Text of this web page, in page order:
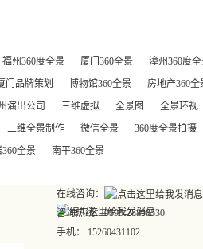
福州360度全景 厦门360全景
漳州360度
门品牌策划 博物馆360全景
房地产360全
演出公司 三维虚拟 全景图
全景环视
三维全景制作 微信全景
360度全景拍摄
全景 南平360全景
在线咨询：
咨询热线：0595-28898530
手机： 15260431102